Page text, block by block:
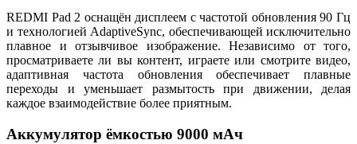
REDMI Pad 2 оснащён дисплеем с частотой обновления 90 Гц
и технологией AdaptiveSync, обеспечивающей исключительно
плавное и отзывчивое изображение. Независимо от того,
просматриваете ли вы контент, играете или смотрите видео,
адаптивная частота обновления обеспечивает плавные
переходы и уменьшает размытость при движении, делая
каждое взаимодействие более приятным.
Аккумулятор ёмкостью 9000 мАч